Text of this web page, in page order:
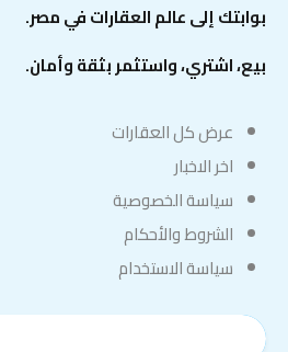
بوابتك إلى عالم العقارات في مصر.
بيع، اشتري، واستثمر بثقة وأمان.
عرض كل العقارات
اخر الاخبار
سياسة الخصوصية
الشروط والأحكام
سياسة الاستخدام